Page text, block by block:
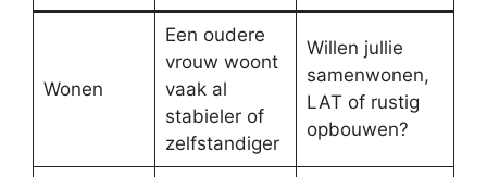
Wonen
Een oudere
vrouw woont
vaak al
stabieler of
zelfstandiger
Willen jullie
samenwonen,
LAT of rustig
opbouwen?